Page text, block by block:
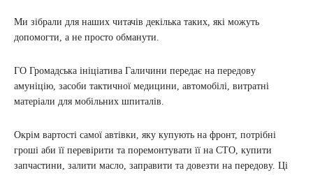
Ми зібрали для наших читачів декілька таких, які можуть
допомогти, а не просто обманути.
ГО Громадська ініціатива Галичини передає на передову
амуніцію, засоби тактичної медицини, автомобілі, витратні
матеріали для мобільних шпиталів.
Окрім вартості самої автівки, яку купують на фронт, потрібні
гроші аби її перевірити та поремонтувати її на СТО, купити
запчастини, залити масло, заправити та довезти на передову. Ці